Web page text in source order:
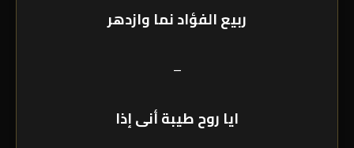
ربيع الفؤاد نما وازدهر
–
ايا روح طيبة أنى إذا